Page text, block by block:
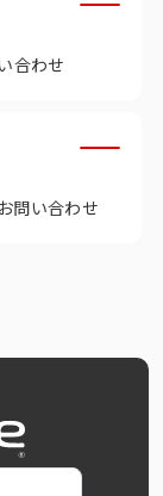
合わせ
問い合わせ